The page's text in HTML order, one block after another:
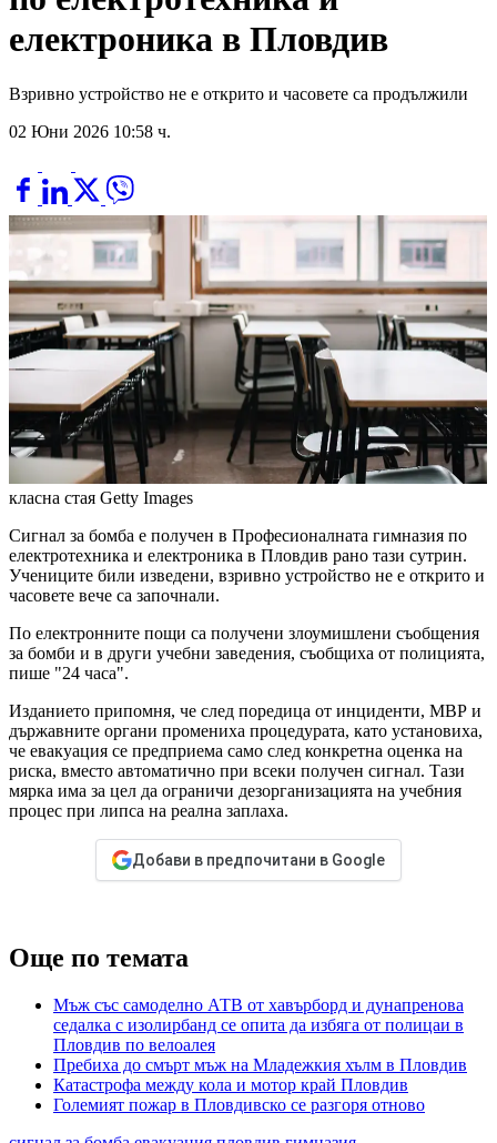
електроника в Пловдив
Взривно устройство не е открито и часовете са продължили
02 Юни 2026 10:58 ч.
класна стая Getty Images
Сигнал за бомба е получен в Професионалната гимназия по
електротехника и електроника в Пловдив рано тази сутрин.
Учениците били изведени, взривно устройство не е открито и
часовете вече са започнали.
По електронните пощи са получени злоумишлени съобщения
за бомби и в други учебни заведения, съобщиха от полицията,
пише "24 часа".
Изданието припомня, че след поредица от инциденти, МВР и
държавните органи промениха процедурата, като установиха,
че евакуация се предприема само след конкретна оценка на
риска, вместо автоматично при всеки получен сигнал. Тази
мярка има за цел да ограничи дезорганизацията на учебния
процес при липса на реална заплаха.
Добави в предпочитани в Google
Още по темата
Мъж със самоделно АТВ от хавърборд и дунапренова
седалка с изолирбанд се опита да избяга от полицаи в
Пловдив по велоалея
Пребиха до смърт мъж на Младежкия хълм в Пловдив
Катастрофа между кола и мотор край Пловдив
Големият пожар в Пловдивско се разгоря отново